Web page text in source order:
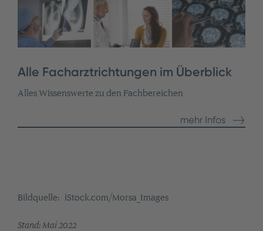
Alle Facharztrichtungen im Überblick
Alles Wissenswerte zu den Fachbereichen
mehr Infos
Bildquelle: iStock.com/Morsa_Images
Stand: Mai 2022